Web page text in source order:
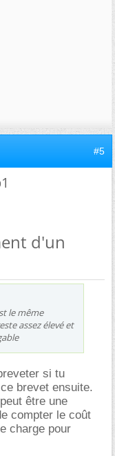
#5
d'un
le même
assez élevé et
si tu
brevet ensuite.
être une
compter le coût
charge pour